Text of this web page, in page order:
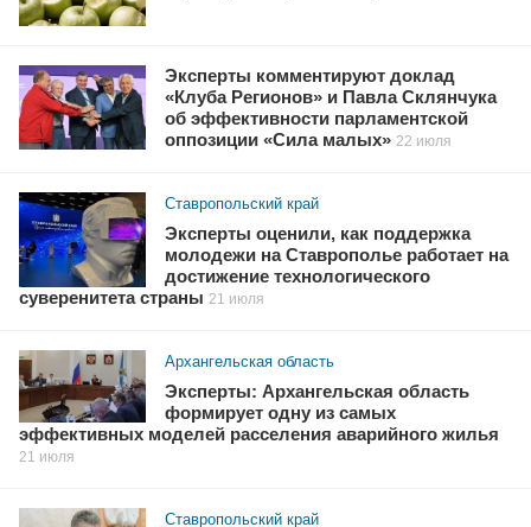
Эксперты комментируют доклад
«Клуба Регионов» и Павла Склянчука
об эффективности парламентской
оппозиции «Сила малых» 22 июля
Ставропольский край
Эксперты оценили, как поддержка
молодежи на Ставрополье работает на
достижение технологического
суверенитета страны 21 июля
Архангельская область
Эксперты: Архангельская область
формирует одну из самых
эффективных моделей расселения аварийного жилья
21 июля
Ставропольский край